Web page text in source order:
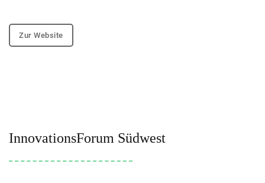
Zur Website
InnovationsForum Südwest